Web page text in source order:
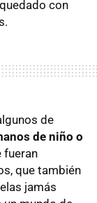
con
de
de niño o
fueran
que también
jamás